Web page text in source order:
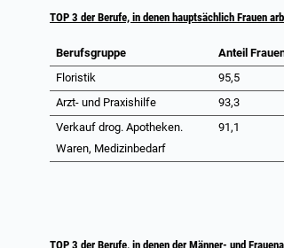
TOP 3 der Berufe, in denen hauptsächlich Frauen
Berufsgruppe
Anteil
Floristik
95,5
Arzt- und Praxishilfe
93,3
Verkauf drog. Apotheken.
Waren, Medizinbedarf
91,1
TOP 3 der Berufe, in denen der Männer- und